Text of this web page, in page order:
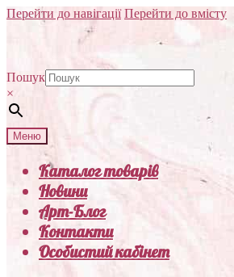
Перейти до навігації Перейти до вмісту
Пошук
×
Меню
Каталог товарів
Новини
Арт-Блог
Контакти
Особистий кабінет